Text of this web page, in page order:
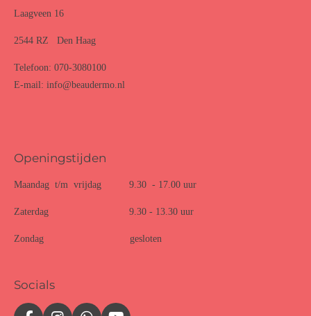
Laagveen 16
2544 RZ Den Haag
Telefoon: 070-3080100
E-mail: info@beaudermo.nl
Openingstijden
Maandag t/m vrijdag 9.30 - 17.00 uur
Zaterdag 9.30 - 13.30 uur
Zondag gesloten
Socials